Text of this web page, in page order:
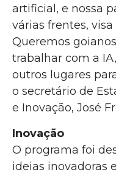
artificial, e nossa
várias frentes,
Queremos
trabalhar com a
outros lugares
o secretário de
e Inovação, José
Inovação
O programa foi
ideias inovadoras